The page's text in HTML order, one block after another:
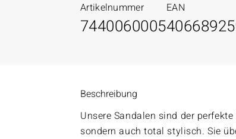
Artikelnummer
7440060005
EAN
Beschreibung
Unsere Sandalen sind der
sondern auch total stylisch. Sie